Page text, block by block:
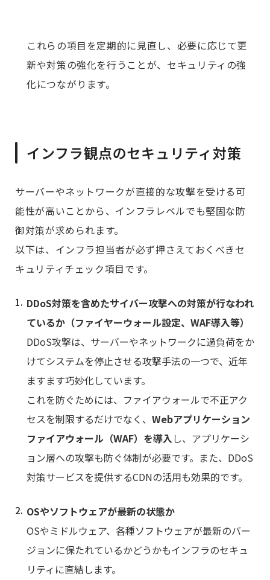
これらの項目を定期的に見直し、必要に応じて更
新や対策の強化を行うことが、セキュリティの強
化につながります。
インフラ観点のセキュリティ対策
サーバーやネットワークが直接的な攻撃を受ける可
能性が高いことから、インフラレベルでも堅固な防
御対策が求められます。
以下は、インフラ担当者が必ず押さえておくべきセ
キュリティチェック項目です。
DDoS対策を含めたサイバー攻撃への対策が行なわれ
ているか（ファイヤーウォール設定、WAF導入等）
DDoS攻撃は、サーバーやネットワークに過負荷をか
けてシステムを停止させる攻撃手法の一つで、近年
ますます巧妙化しています。
これを防ぐためには、ファイアウォールで不正アク
セスを制限するだけでなく、 Webアプリケーション
ファイアウォール（WAF）を導入し、アプリケーシ
ョン層への攻撃も防ぐ体制が必要です。また、DDoS
対策サービスを提供するCDNの活用も効果的です。
OSやソフトウェアが最新の状態か
OSやミドルウェア、各種ソフトウェアが最新のバー
ジョンに保たれているかどうかもインフラのセキュ
リティに直結します。